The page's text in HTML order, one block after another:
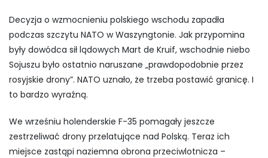
Decyzja o wzmocnieniu polskiego wschodu zapadła
podczas szczytu NATO w Waszyngtonie. Jak przypomina
były dowódca sił lądowych Mart de Kruif, wschodnie niebo
Sojuszu było ostatnio naruszane „prawdopodobnie przez
rosyjskie drony”. NATO uznało, że trzeba postawić granicę. I
to bardzo wyraźną.
We wrześniu holenderskie F-35 pomagały jeszcze
zestrzeliwać drony przelatujące nad Polską. Teraz ich
miejsce zastąpi naziemna obrona przeciwlotnicza –